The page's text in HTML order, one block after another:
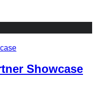
Showcase